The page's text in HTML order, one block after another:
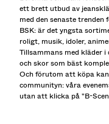
ett brett utbud av
med den senaste
BSK: är det yngsta
roligt, musik, idoler,
Tillsammans med kläder
och skor som bäst
Och förutom att köpa
communityn: våra
utan att klicka på "B-